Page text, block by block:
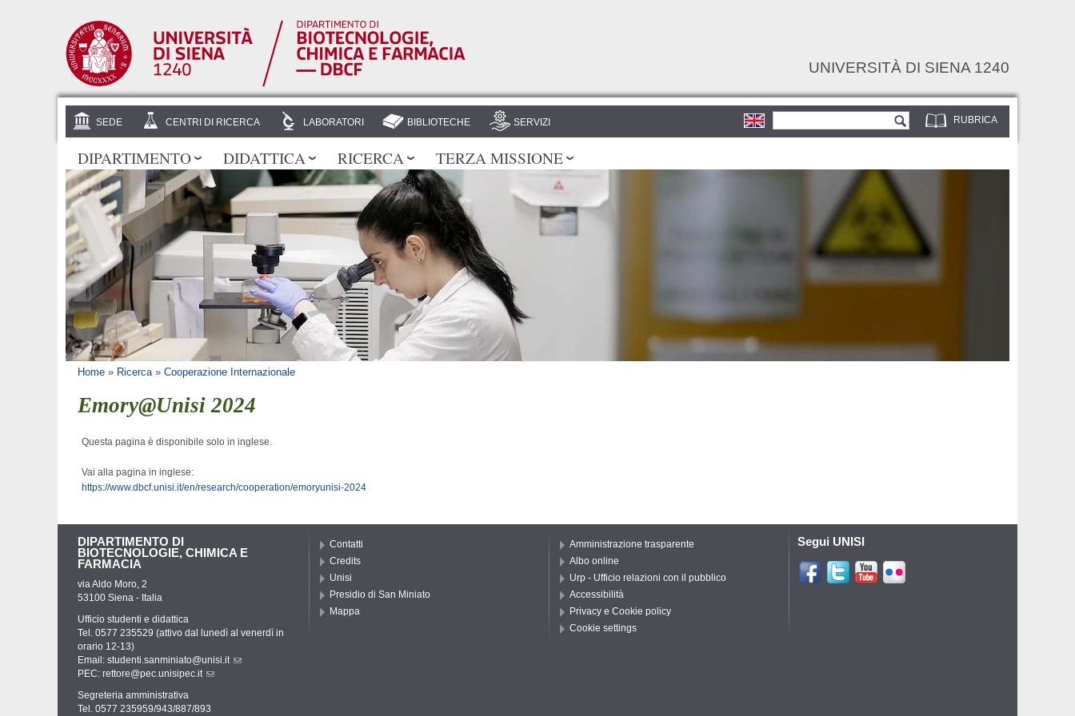
UNIVERSITÀ DI SIENA 1240
RUBRICA
Form di ricerca
SEDE CENTRI DI RICERCA LABORATORI BIBLIOTECHE SERVIZI
DIPARTIMENTO DIDATTICA RICERCA TERZA MISSIONE
Tu sei qui
Home » Ricerca» Cooperazione Internazionale
Emory@Unisi 2024
Questa pagina è disponibile solo in inglese.
Vai alla pagina in inglese:
https://www.dbcf.unisi.it/en/research/cooperation/emoryunisi-2024
DIPARTIMENTO DI
BIOTECNOLOGIE, CHIMICA E
FARMACIA
via Aldo Moro, 2
53100 Siena - Italia
Ufficio studenti e didattica
Tel. 0577 235529 (attivo dal lunedì al venerdì in
orario 12-13)
Email: studenti.sanminiato@unisi.it
PEC: rettore@pec.unisipec.it
Segreteria amministrativa
Tel. 0577 235959/943/887/893
Contatti
Credits
Unisi
Presidio di San Miniato
Mappa
Amministrazione trasparente
Albo online
Urp - Ufficio relazioni con il pubblico
Accessibilità
Privacy e Cookie policy
Cookie settings
Segui UNISI